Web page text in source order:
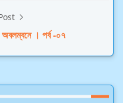
। পর্ব -০৭